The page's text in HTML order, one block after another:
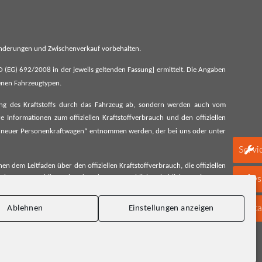
Ablehnen Einstellungen anzeigen
und Zwischenverkauf vorbehalten.
692/2008 in der jeweils geltenden Fassung] ermittelt. Die Angaben
Fahrzeugtypen.
des Kraftstoffs durch das Fahrzeug ab, sondern werden auch vom
Informationen zum offiziellen Kraftstoffverbrauch und den offiziellen
Personenkraftwagen“ entnommen werden, der bei uns oder unter
dem Leitfaden über den offiziellen Kraftstoffverbrauch, die offiziellen
Automobil Treuhand GmbH unentgeltlich erhältlich, sowie unter